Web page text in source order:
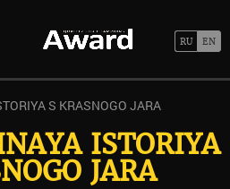
S KRASNOGO JARA
ISTORIYA
JARA